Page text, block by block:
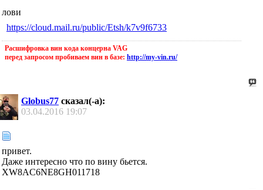
лови
https://cloud.mail.ru/public/Etsh/k7v9f6733
Расшифровка вин кода концерна VAG
перед запросом пробиваем вин в базе: http://my-vin.ru/
Globus77 сказал(-а):
03.04.2016 19:07
привет.
Даже интересно что по вину бьется.
XW8AC6NE8GH011718